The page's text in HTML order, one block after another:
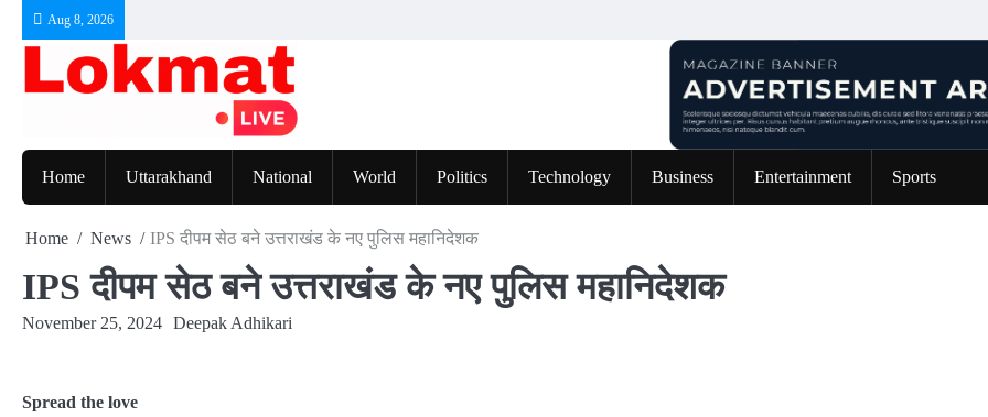
Aug 8, 2026
Home Uttarakhand National World Politics Technology Business Entertainment Sports
Home News IPS दीपम सेठ बने उत्तराखंड के नए पुलिस महानिदेशक
IPS दीपम सेठ बने उत्तराखंड के नए पुलिस महानिदेशक
November 25, 2024 Deepak Adhikari
Spread the love